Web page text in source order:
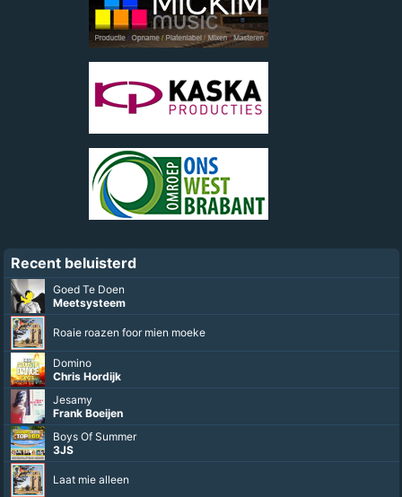
Recent beluisterd
Goed Te Doen
Meetsysteem
Roaie roazen foor mien moeke
Domino
Chris Hordijk
Jesamy
Frank Boeijen
Boys Of Summer
3JS
Laat mie alleen